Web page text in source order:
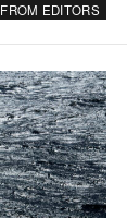
FROM EDITORS